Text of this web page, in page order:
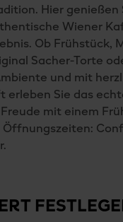
Hier genießen
Wiener
Ob Frühstück,
Sacher-Torte
und mit
erleben Sie das
mit einem